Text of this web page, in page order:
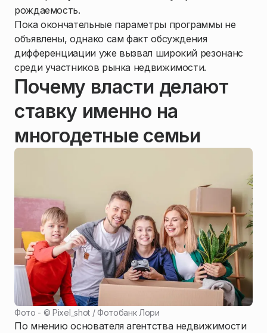
рождаемость.
Пока окончательные параметры программы не
объявлены, однако сам факт обсуждения
дифференциации уже вызвал широкий резонанс
среди участников рынка недвижимости.
Почему власти делают
ставку именно на
многодетные семьи
Фото - ©Pixel_shot / Фотобанк Лори
По мнению основателя агентства недвижимости